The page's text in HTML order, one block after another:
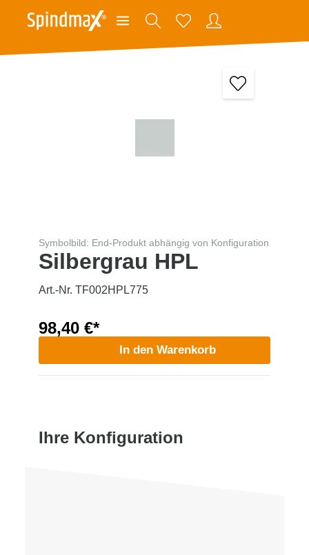
Symbolbild: End-Produkt abhängig von Konfiguration
Silbergrau HPL
Art.-Nr. TF002HPL775
98,40 €*
In den Warenkorb
Ihre Konfiguration